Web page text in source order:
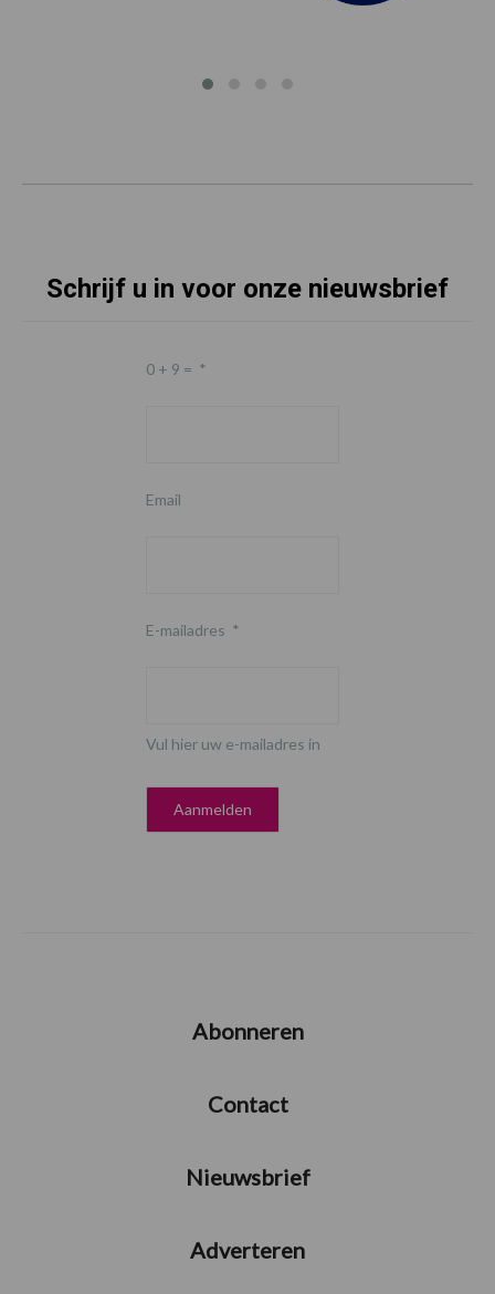
Schrijf u in voor onze nieuwsbrief
0 + 9 = *
Email
E-mailadres *
Vul hier uw e-mailadres in
Abonneren
Contact
Nieuwsbrief
Adverteren